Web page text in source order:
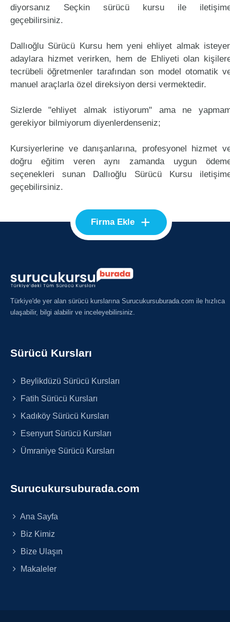
diyorsanız Seçkin sürücü kursu ile
geçebilirsiniz.
Dallıoğlu Sürücü Kursu hem yeni ehliyet almak
adaylara hizmet verirken, hem de Ehliyeti olan
tecrübeli öğretmenler tarafından son model otomatik
manuel araçlarla özel direksiyon dersi vermektedir.
Sizlerde "ehliyet almak istiyorum" ama ne
gerekiyor bilmiyorum diyenlerdenseniz;
Kursiyerlerine ve danışanlarına, profesyonel hizmet
doğru eğitim veren aynı zamanda uygun
seçenekleri sunan Dallıoğlu Sürücü Kursu
geçebilirsiniz.
Firma Ekle +
Türkiye'de yer alan sürücü kurslarına Surucukursuburada.com ile hızlıca
ulaşabilir, bilgi alabilir ve inceleyebilirsiniz.
Sürücü Kursları
Beylikdüzü Sürücü Kursları
Fatih Sürücü Kursları
Kadıköy Sürücü Kursları
Esenyurt Sürücü Kursları
Ümraniye Sürücü Kursları
Surucukursuburada.com
Ana Sayfa
Biz Kimiz
Bize Ulaşın
Makaleler